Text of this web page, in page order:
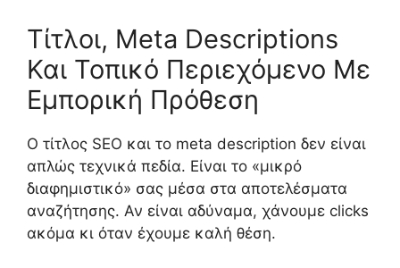
Τίτλοι, Meta Descriptions
Και Τοπικό Περιεχόμενο Με
Εμπορική Πρόθεση
Ο τίτλος SEO και το meta description δεν είναι
απλώς τεχνικά πεδία. Είναι το «μικρό
διαφημιστικό» σας μέσα στα αποτελέσματα
αναζήτησης. Αν είναι αδύναμα, χάνουμε clicks
ακόμα κι όταν έχουμε καλή θέση.